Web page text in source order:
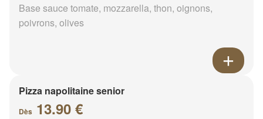
Base sauce tomate, mozzarella, thon, oignons,
poivrons, olives
Pizza napolitaine senior
Dès 13.90 €